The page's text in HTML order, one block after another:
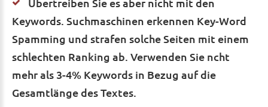
Übertreiben Sie es aber nicht mit den
Keywords. Suchmaschinen erkennen Key-Word
Spamming und strafen solche Seiten mit einem
schlechten Ranking ab. Verwenden Sie ncht
mehr als 3-4% Keywords in Bezug auf die
Gesamtlänge des Textes.